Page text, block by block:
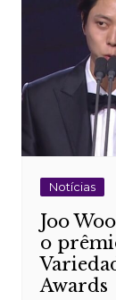
Notícias
Joo
o
Awards